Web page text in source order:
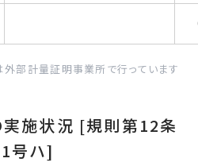
部計量証明事業所で行っています
施状況 [規則第12条
号ハ]